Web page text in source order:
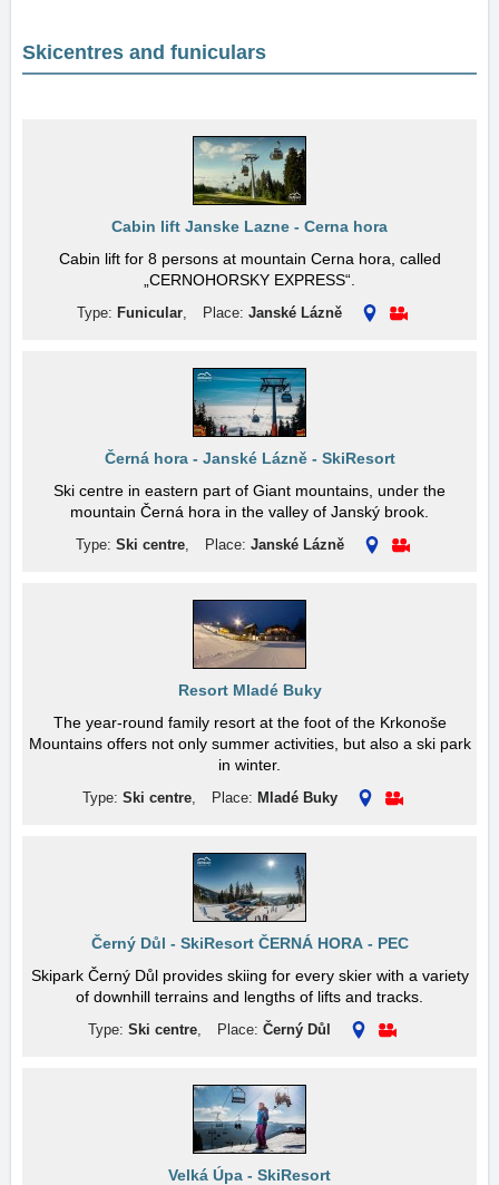
Skicentres and funiculars
Cabin lift Janske Lazne - Cerna hora
Cabin lift for 8 persons at mountain Cerna hora, called
„CERNOHORSKY EXPRESS“.
Type: Funicular, Place: Janské Lázně
Černá hora - Janské Lázně - SkiResort
Ski centre in eastern part of Giant mountains, under the
mountain Černá hora in the valley of Janský brook.
Type: Ski centre, Place: Janské Lázně
Resort Mladé Buky
The year-round family resort at the foot of the Krkonoše
Mountains offers not only summer activities, but also a ski park
in winter.
Type: Ski centre, Place: Mladé Buky
Černý Důl - SkiResort ČERNÁ HORA - PEC
Skipark Černý Důl provides skiing for every skier with a variety
of downhill terrains and lengths of lifts and tracks.
Type: Ski centre, Place: Černý Důl
Velká Úpa - SkiResort